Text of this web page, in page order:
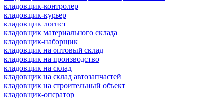
кладовщик-контролер
кладовщик-курьер
кладовщик-логист
кладовщик материального склада
кладовщик-наборщик
кладовщик на оптовый склад
кладовщик на производство
кладовщик на склад
кладовщик на склад автозапчастей
кладовщик на строительный объект
кладовщик-оператор